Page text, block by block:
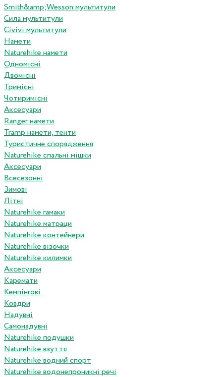
Smith&amp;Wesson мультитули
Сила мультитули
Civivi мультитули
Намети
Naturehike намети
Одномісні
Двомісні
Тримісні
Чотиримісні
Аксесуари
Ranger намети
Tramp намети, тенти
Туристичне спорядження
Naturehike спальні мішки
Аксесуари
Всесезонні
Зимові
Літні
Naturehike гамаки
Naturehike матраци
Naturehike контейнери
Naturehike візочки
Naturehike килимки
Аксесуари
Каремати
Кемпінгові
Ковдри
Надувні
Самонадувні
Naturehike подушки
Naturehike взуття
Naturehike водний спорт
Naturehike водонепроникні речі